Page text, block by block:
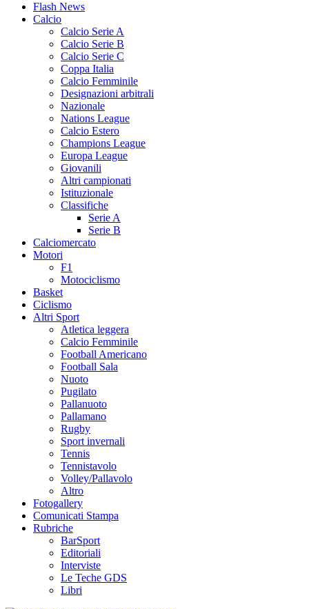
Flash News
Calcio
Calcio Serie A
Calcio Serie B
Calcio Serie C
Coppa Italia
Calcio Femminile
Designazioni arbitrali
Nazionale
Nations League
Calcio Estero
Champions League
Europa League
Giovanili
Altri campionati
Istituzionale
Classifiche
Serie A
Serie B
Calciomercato
Motori
F1
Motociclismo
Basket
Ciclismo
Altri Sport
Atletica leggera
Calcio Femminile
Football Americano
Football Sala
Nuoto
Pugilato
Pallanuoto
Pallamano
Rugby
Sport invernali
Tennis
Tennistavolo
Volley/Pallavolo
Altro
Fotogallery
Comunicati Stampa
Rubriche
BarSport
Editoriali
Interviste
Le Teche GDS
Libri